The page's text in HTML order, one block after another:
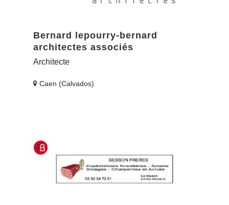
Bernard lepourry-bernard
architectes associés
Architecte
Caen (Calvados)